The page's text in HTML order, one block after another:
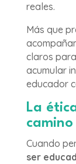
reales.
Más que
claros
acumular
educador
La
Cuando
ser